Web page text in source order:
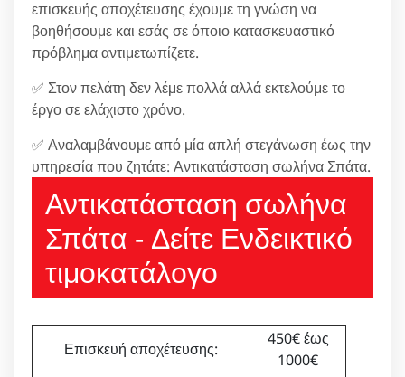
επισκευής αποχέτευσης έχουμε τη γνώση να
βοηθήσουμε και εσάς σε όποιο κατασκευαστικό
πρόβλημα αντιμετωπίζετε.
✅ Στον πελάτη δεν λέμε πολλά αλλά εκτελούμε το
έργο σε ελάχιστο χρόνο.
✅ Αναλαμβάνουμε από μία απλή στεγάνωση έως την
υπηρεσία που ζητάτε: Αντικατάσταση σωλήνα Σπάτα.
Αντικατάσταση σωλήνα
Σπάτα - Δείτε Ενδεικτικό
τιμοκατάλογο
Επισκευή αποχέτευσης:
450€ έως
1000€